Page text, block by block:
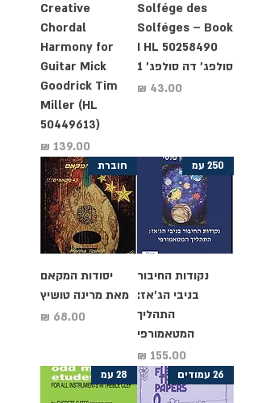
Solfége des
Solféges – Book
I HL 50258490
סולפג' דה סולפג' 1
מחיר
Creative
Chordal
Harmony for
Guitar Mick
Goodrick Tim
Miller (HL
50449613)
מחיר
250 עמ
נקודות החיבור
בניבי הג'אז:
התהליך
המטאמורפי
מחיר
חוברת
יסודות המקאם
מאת מרינה טושיץ
מחיר
26 עמודים 28 עמ